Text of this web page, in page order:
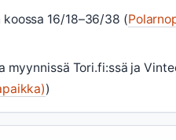
16/18–36/38 (
myynnissä Tori.fi:ssä ja
)